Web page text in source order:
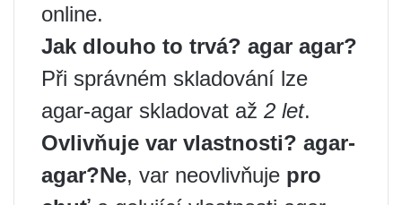
online.
Jak dlouho to trvá? agar agar?
Při správném skladování lze
agar-agar skladovat až 2 let.
Ovlivňuje var vlastnosti? agar-
agar?Ne, var neovlivňuje pro